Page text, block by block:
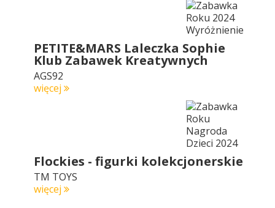
PETITE&MARS Laleczka Sophie
Klub Zabawek Kreatywnych
AGS92
więcej
Flockies - figurki kolekcjonerskie
TM TOYS
więcej